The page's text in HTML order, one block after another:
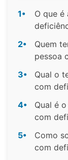
1•
O que é
2•
Quem
pessoa
3•
Qual o
com
4•
Qual é
com
5•
Como
com